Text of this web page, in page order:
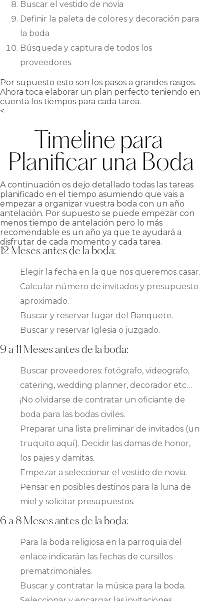
Buscar el vestido de novia
Definir la paleta de colores y decoración para
la boda
Búsqueda y captura de todos los
proveedores
Por supuesto esto son los pasos a grandes rasgos.
Ahora toca elaborar un plan perfecto teniendo en
cuenta los tiempos para cada tarea.
<
Timeline para
Planificar una Boda
A continuación os dejo detallado todas las tareas
planificado en el tiempo asumiendo que vais a
empezar a organizar vuestra boda con un año
antelación. Por supuesto se puede empezar con
menos tiempo de antelación pero lo más
recomendable es un año ya que te ayudará a
disfrutar de cada momento y cada tarea.
12 Meses antes de la boda:
Elegir la fecha en la que nos queremos casar.
Calcular número de invitados y presupuesto
aproximado.
Buscar y reservar lugar del Banquete.
Buscar y reservar Iglesia o juzgado.
9 a 11 Meses antes de la boda:
Buscar proveedores: fotógrafo, videografo,
catering, wedding planner, decorador etc…
¡No olvidarse de contratar un oficiante de
boda para las bodas civiles.
Preparar una lista preliminar de invitados (un
truquito aquí). Decidir las damas de honor,
los pajes y damitas.
Empezar a seleccionar el vestido de novia.
Pensar en posibles destinos para la luna de
miel y solicitar presupuestos.
6 a 8 Meses antes de la boda:
Para la boda religiosa en la parroquia del
enlace indicarán las fechas de cursillos
prematrimoniales.
Buscar y contratar la música para la boda.